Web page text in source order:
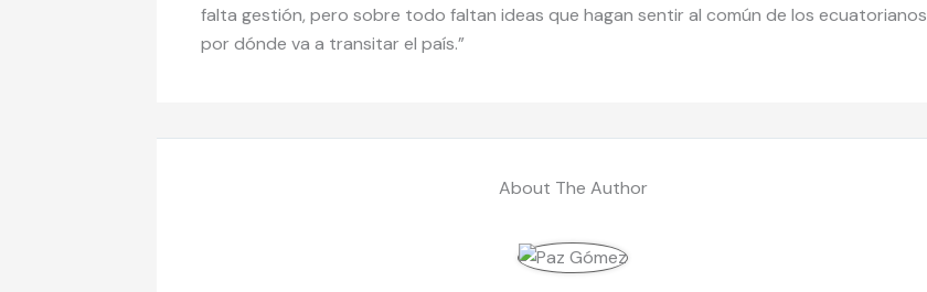
falta gestión, pero sobre todo faltan ideas que hagan sentir al común de los ecuatorianos
por dónde va a transitar el país.”
About The Author